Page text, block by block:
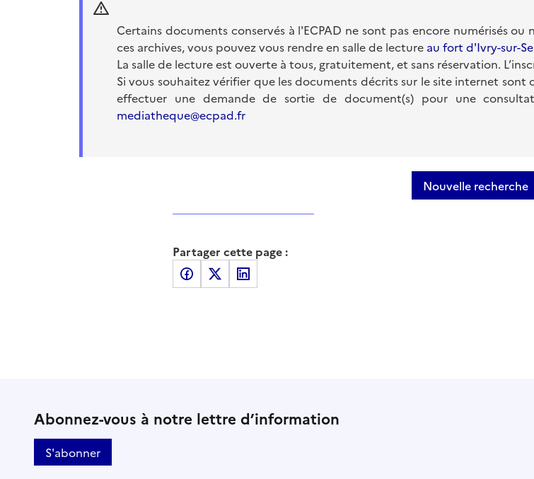
Certains documents conservés à l'ECPAD ne sont pas encore numérisés
ces archives, vous pouvez vous rendre en salle de lecture au fort d'Ivry-sur-
La salle de lecture est ouverte à tous, gratuitement, et sans réservation.
Si vous souhaitez vérifier que les documents décrits sur le site internet
effectuer une demande de sortie de document(s) pour une
mediatheque@ecpad.fr
Nouvelle recherche
Partager cette page :
Partager sur Facebook
Partager sur XPartager sur LinkedIn
Abonnez-vous à notre lettre d’information
S'abonner